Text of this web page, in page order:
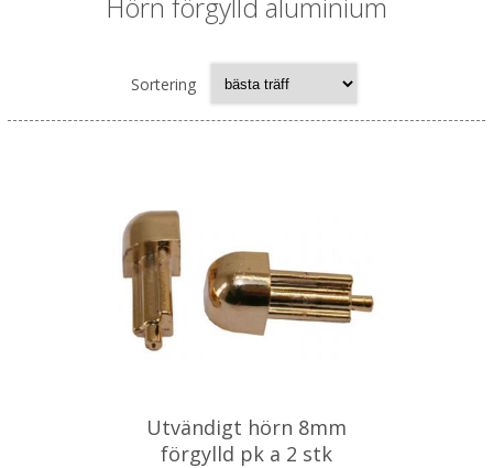
Sortering
Utvändigt hörn 8mm
förgylld pk a 2 stk